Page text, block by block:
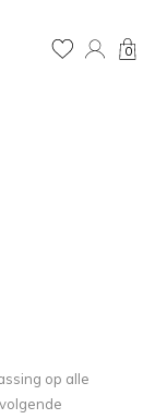
0
op alle